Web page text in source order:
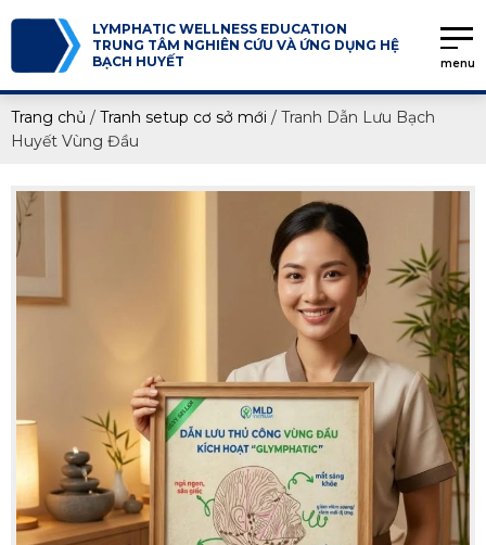
LYMPHATIC WELLNESS EDUCATION
TRUNG TÂM NGHIÊN CỨU VÀ ỨNG DỤNG HỆ
BẠCH HUYẾT
menu
Trang chủ / Tranh setup cơ sở mới / Tranh Dẫn Lưu Bạch
Huyết Vùng Đầu